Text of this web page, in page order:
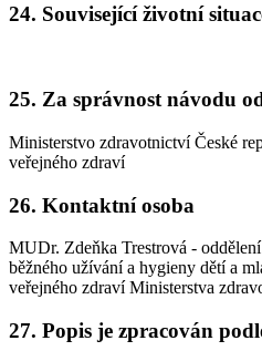
24. Související životní
25. Za správnost návodu
Ministerstvo zdravotnictví České
veřejného zdraví
26. Kontaktní osoba
MUDr. Zdeňka Trestrová -
běžného užívání a hygieny dětí a
veřejného zdraví Ministerstva
27. Popis je zpracován